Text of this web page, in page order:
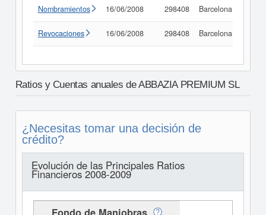
Nombramientos 16/06/2008 298408 Barcelona
Revocaciones 16/06/2008 298408 Barcelona
Ratios y Cuentas anuales de ABBAZIA PREMIUM SL
¿Necesitas tomar una decisión de
crédito?
Evolución de las Principales Ratios
Financieros 2008-2009